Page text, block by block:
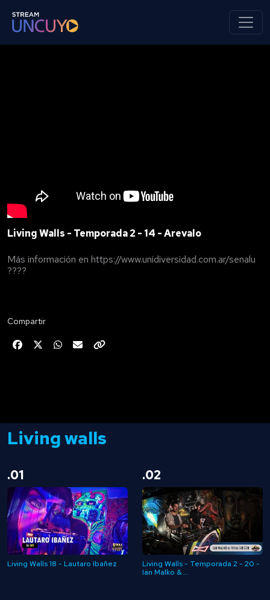
Living Walls - Temporada 2 - 14 - Arevalo
Más información en https://www.unidiversidad.com.ar/senalu
????
Compartir
Living walls
.01
Living Walls 18 - Lautaro Ibañez
.02
Living Walls - Temporada 2 - 20 -
Ian Malko & ...